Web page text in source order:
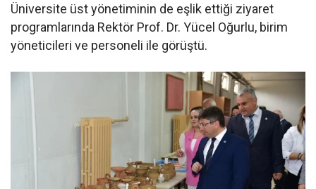
Üniversite üst yönetiminin de eşlik ettiği ziyaret
programlarında Rektör Prof. Dr. Yücel Oğurlu, birim
yöneticileri ve personeli ile görüştü.